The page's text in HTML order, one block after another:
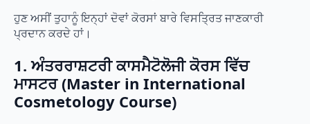
ਹੁਣ ਅਸੀਂ ਤੁਹਾਨੂੰ ਇਨ੍ਹਾਂ ਦੋਵਾਂ ਕੋਰਸਾਂ ਬਾਰੇ ਵਿਸਤ੍ਰਿਤ ਜਾਣਕਾਰੀ
ਪ੍ਰਦਾਨ ਕਰਦੇ ਹਾਂ।
1. ਅੰਤਰਰਾਸ਼ਟਰੀ ਕਾਸਮੈਟੋਲੋਜੀ ਕੋਰਸ ਵਿੱਚ
ਮਾਸਟਰ (Master in International
Cosmetology Course)